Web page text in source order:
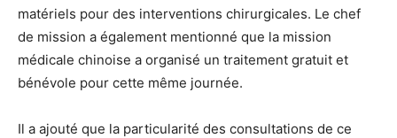
matériels pour des interventions chirurgicales. Le chef
de mission a également mentionné que la mission
médicale chinoise a organisé un traitement gratuit et
bénévole pour cette même journée.
Il a ajouté que la particularité des consultations de ce